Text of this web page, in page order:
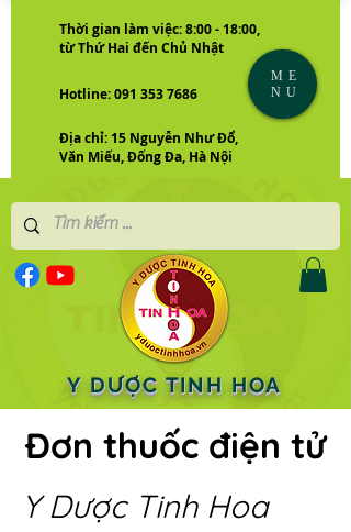
Thời gian làm việc: 8:00 - 18:00,
từ Thứ Hai đến Chủ Nhật
Hotline: 091 353 7686
Địa chỉ: 15 Nguyễn Như Đổ,
Văn Miếu, Đống Đa, Hà Nội
Y DƯỢC TINH HOA
ME
NU
Đơn thuốc điện tử
Y Dược Tinh Hoa